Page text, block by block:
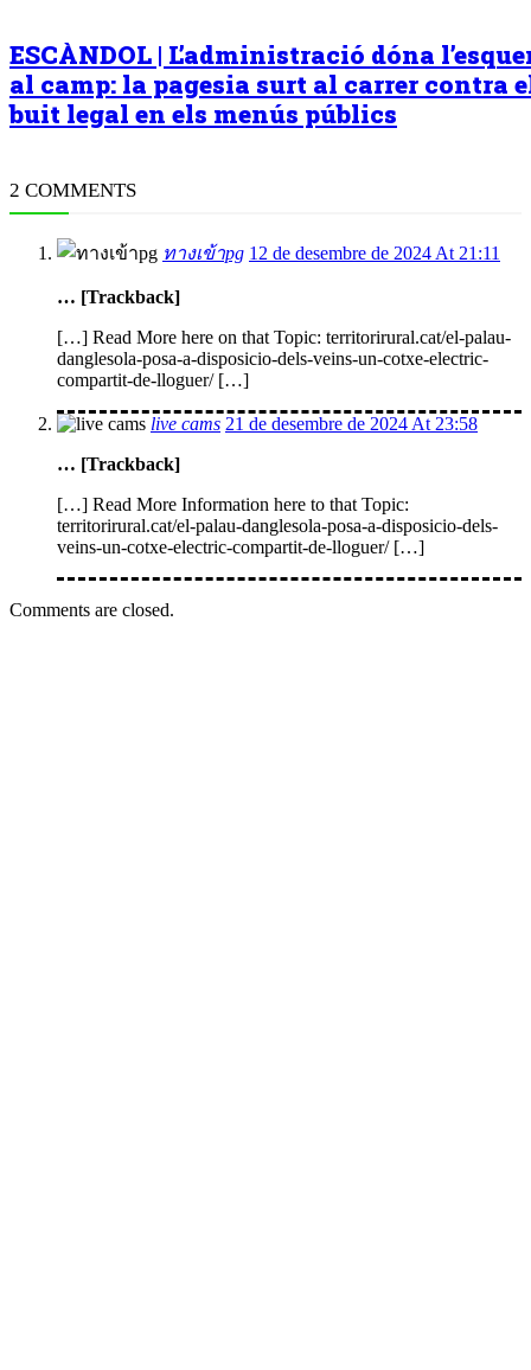
ESCÀNDOL | L’administració dóna
al camp: la pagesia surt al carrer contra
buit legal en els menús públics
2 COMMENTS
ทางเข้าpg 12 de desembre de 2024 At 21:11
… [Trackback]
[…] Read More here on that Topic: territorirural.cat/el-palau-
danglesola-posa-a-disposicio-dels-veins-un-cotxe-electric-
compartit-de-lloguer/ […]
live cams 21 de desembre de 2024 At 23:58
… [Trackback]
[…] Read More Information here to that Topic:
territorirural.cat/el-palau-danglesola-posa-a-disposicio-dels-
veins-un-cotxe-electric-compartit-de-lloguer/ […]
Comments are closed.